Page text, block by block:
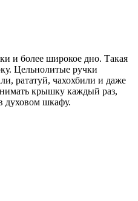
и более широкое дно. Такая
Цельнолитые ручки
рататуй, чахохбили и даже
крышку каждый раз,
духовом шкафу.